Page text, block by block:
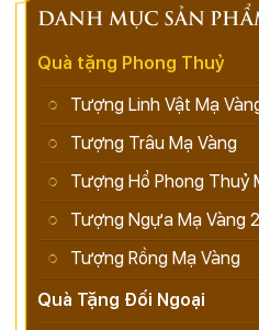
DANH MỤC SẢN
Quà tặng Phong Thuỷ
Tượng Linh Vật Mạ
Tượng Trâu Mạ Vàng
Tượng Hổ Phong Thuỷ
Tượng Ngựa Mạ Vàng
Tượng Rồng Mạ Vàng
Quà Tặng Đối Ngoại